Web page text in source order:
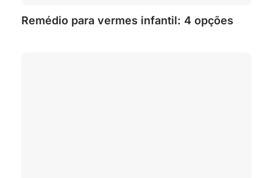
Remédio para vermes infantil: 4 opções